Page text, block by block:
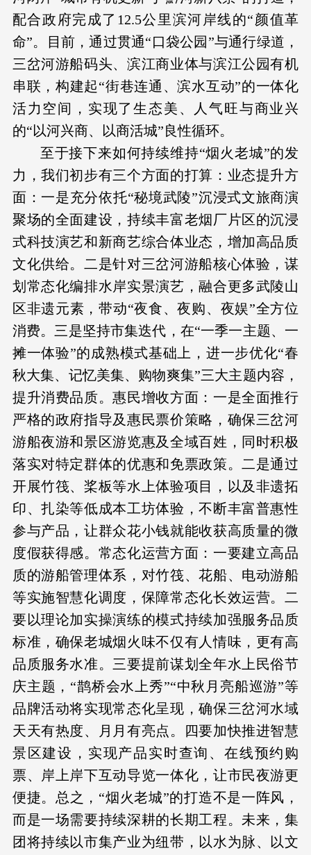
配合政府完成了12.5公里滨河岸线的“颜值革
命”。目前，通过贯通“口袋公园”与通行绿道，
三岔河游船码头、滨江商业体与滨江公园有机
串联，构建起“街巷连通、滨水互动”的一体化
活力空间，实现了生态美、人气旺与商业兴
的“以河兴商、以商活城”良性循环。
至于接下来如何持续维持“烟火老城”的发
力，我们初步有三个方面的打算：业态提升方
面：一是充分依托“秘境武陵”沉浸式文旅商演
聚场的全面建设，持续丰富老烟厂片区的沉浸
式科技演艺和新商艺综合体业态，增加高品质
文化供给。二是针对三岔河游船核心体验，谋
划常态化编排水岸实景演艺，融合更多武陵山
区非遗元素，带动“夜食、夜购、夜娱”全方位
消费。三是坚持市集迭代，在“一季一主题、一
摊一体验”的成熟模式基础上，进一步优化“春
秋大集、记忆美集、购物爽集”三大主题内容，
提升消费品质。惠民增收方面：一是全面推行
严格的政府指导及惠民票价策略，确保三岔河
游船夜游和景区游览惠及全域百姓，同时积极
落实对特定群体的优惠和免票政策。二是通过
开展竹筏、桨板等水上体验项目，以及非遗拓
印、扎染等低成本工坊体验，不断丰富普惠性
参与产品，让群众花小钱就能收获高质量的微
度假获得感。常态化运营方面：一要建立高品
质的游船管理体系，对竹筏、花船、电动游船
等实施智慧化调度，保障常态化长效运营。二
要以理论加实操演练的模式持续加强服务品质
标准，确保老城烟火味不仅有人情味，更有高
品质服务水准。三要提前谋划全年水上民俗节
庆主题，“鹊桥会水上秀”“中秋月亮船巡游”等
品牌活动将实现常态化呈现，确保三岔河水域
天天有热度、月月有亮点。四要加快推进智慧
景区建设，实现产品实时查询、在线预约购
票、岸上岸下互动导览一体化，让市民夜游更
便捷。总之，“烟火老城”的打造不是一阵风，
而是一场需要持续深耕的长期工程。未来，集
团将持续以市集产业为纽带，以水为脉、以文